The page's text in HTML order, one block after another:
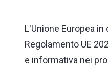
L'Unione Europea
Regolamento UE
e informativa nei